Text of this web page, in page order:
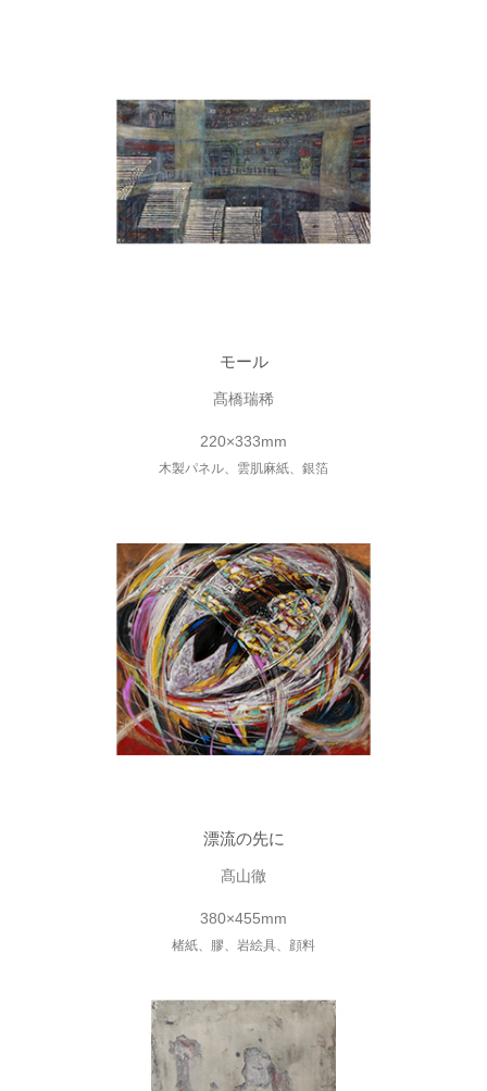
モール
髙橋瑞稀
220×333mm
木製パネル、雲肌麻紙、銀箔
漂流の先に
髙山徹
380×455mm
楮紙、膠、岩絵具、顔料